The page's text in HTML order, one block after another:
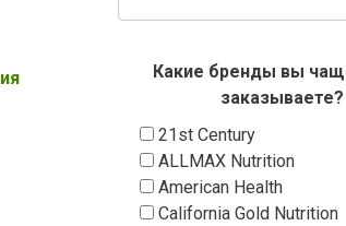
Какие бренды вы
заказываете?
21st Century
ALLMAX Nutrition
American Health
California Gold Nutrition